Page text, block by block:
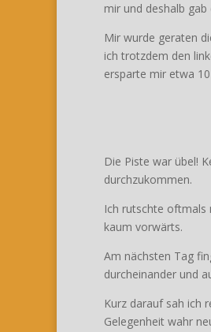
mir und deshalb
Mir wurde geraten
ich trotzdem den
ersparte mir etwa
Die Piste war übel!
durchzukommen.
Ich rutschte oftmals
kaum vorwärts.
Am nächsten Tag
durcheinander und
Kurz darauf sah ich
Gelegenheit wahr